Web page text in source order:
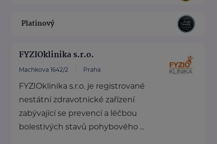
Platinový
FYZIOklinika s.r.o.
Machkova 1642/2 Praha
FYZIOklinika s.r.o. je registrované
nestátní zdravotnické zařízení
zabývající se prevencí a léčbou
bolestivých stavů pohybového ...